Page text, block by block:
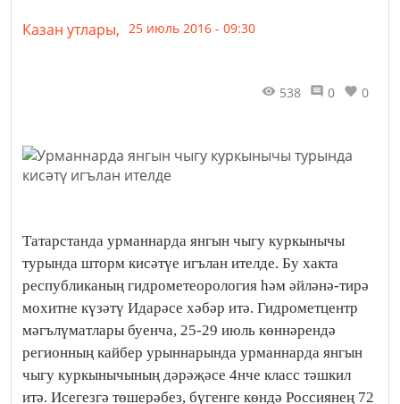
Казан утлары, 25 июль 2016 - 09:30
538 0 0
Татарстанда урманнарда янгын чыгу куркынычы
турында шторм кисәтүе игълан ителде. Бу хакта
республиканың гидрометеорология һәм әйләнә-тирә
мохитне күзәтү Идарәсе хәбәр итә. Гидрометцентр
мәгълүматлары буенча, 25-29 июль көннәрендә
регионның кайбер урыннарында урманнарда янгын
чыгу куркынычының дәрәҗәсе 4нче класс тәшкил
итә. Исегезгә төшерәбез, бүгенге көндә Россиянең 72